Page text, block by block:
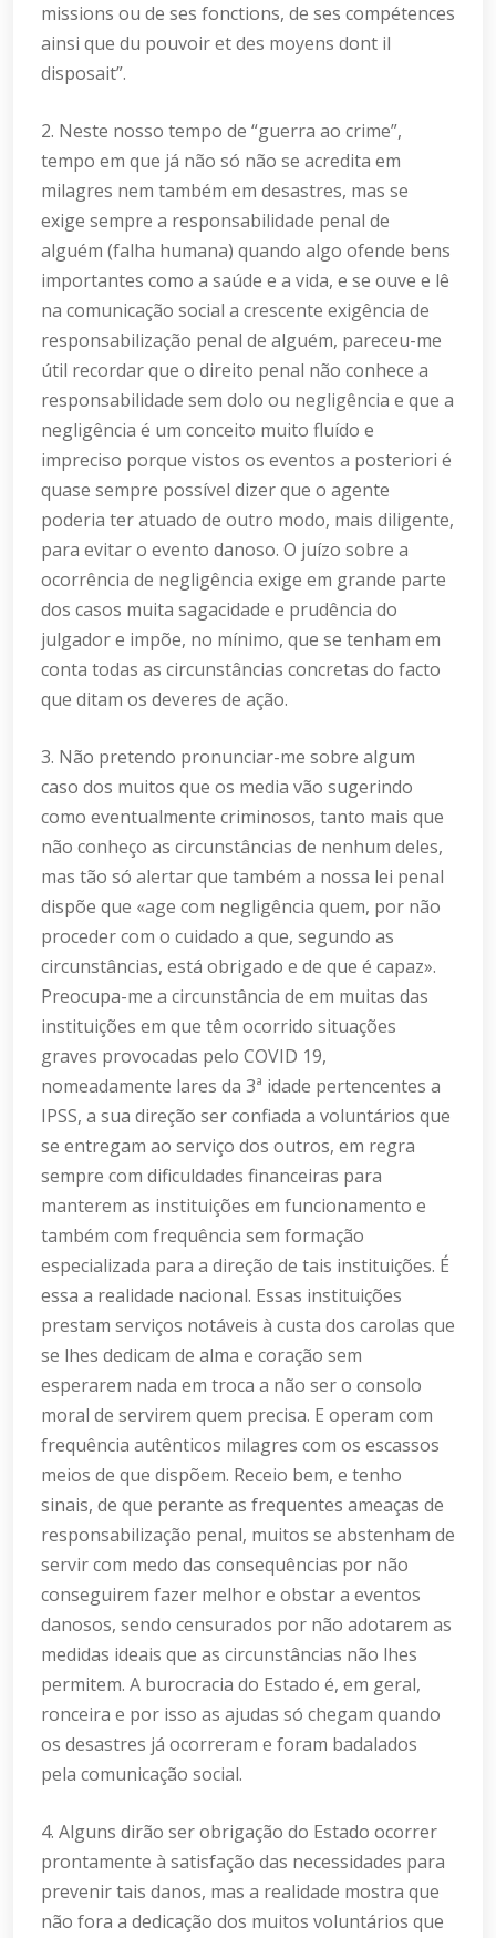
missions ou de ses fonctions, de ses compétences
ainsi que du pouvoir et des moyens dont il
disposait”.
2. Neste nosso tempo de “guerra ao crime”,
tempo em que já não só não se acredita em
milagres nem também em desastres, mas se
exige sempre a responsabilidade penal de
alguém (falha humana) quando algo ofende bens
importantes como a saúde e a vida, e se ouve e lê
na comunicação social a crescente exigência de
responsabilização penal de alguém, pareceu-me
útil recordar que o direito penal não conhece a
responsabilidade sem dolo ou negligência e que a
negligência é um conceito muito fluído e
impreciso porque vistos os eventos a posteriori é
quase sempre possível dizer que o agente
poderia ter atuado de outro modo, mais diligente,
para evitar o evento danoso. O juízo sobre a
ocorrência de negligência exige em grande parte
dos casos muita sagacidade e prudência do
julgador e impõe, no mínimo, que se tenham em
conta todas as circunstâncias concretas do facto
que ditam os deveres de ação.
3. Não pretendo pronunciar-me sobre algum
caso dos muitos que os media vão sugerindo
como eventualmente criminosos, tanto mais que
não conheço as circunstâncias de nenhum deles,
mas tão só alertar que também a nossa lei penal
dispõe que «age com negligência quem, por não
proceder com o cuidado a que, segundo as
circunstâncias, está obrigado e de que é capaz».
Preocupa-me a circunstância de em muitas das
instituições em que têm ocorrido situações
graves provocadas pelo COVID 19,
nomeadamente lares da 3ª idade pertencentes a
IPSS, a sua direção ser confiada a voluntários que
se entregam ao serviço dos outros, em regra
sempre com dificuldades financeiras para
manterem as instituições em funcionamento e
também com frequência sem formação
especializada para a direção de tais instituições. É
essa a realidade nacional. Essas instituições
prestam serviços notáveis à custa dos carolas que
se lhes dedicam de alma e coração sem
esperarem nada em troca a não ser o consolo
moral de servirem quem precisa. E operam com
frequência autênticos milagres com os escassos
meios de que dispõem. Receio bem, e tenho
sinais, de que perante as frequentes ameaças de
responsabilização penal, muitos se abstenham de
servir com medo das consequências por não
conseguirem fazer melhor e obstar a eventos
danosos, sendo censurados por não adotarem as
medidas ideais que as circunstâncias não lhes
permitem. A burocracia do Estado é, em geral,
ronceira e por isso as ajudas só chegam quando
os desastres já ocorreram e foram badalados
pela comunicação social.
4. Alguns dirão ser obrigação do Estado ocorrer
prontamente à satisfação das necessidades para
prevenir tais danos, mas a realidade mostra que
não fora a dedicação dos muitos voluntários que